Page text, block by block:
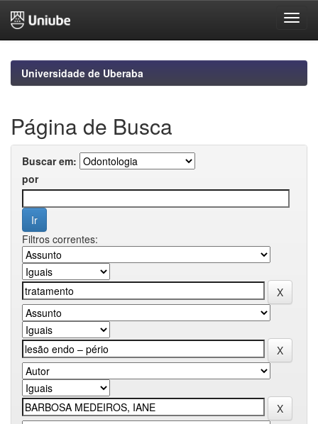
navigationUniversidade de Uberaba
Página de Busca
Buscar em:
por
Filtros correntes: